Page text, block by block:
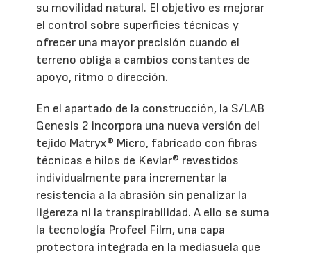
su movilidad natural. El objetivo es mejorar
el control sobre superficies técnicas y
ofrecer una mayor precisión cuando el
terreno obliga a cambios constantes de
apoyo, ritmo o dirección.
En el apartado de la construcción, la S/LAB
Genesis 2 incorpora una nueva versión del
tejido Matryx® Micro, fabricado con fibras
técnicas e hilos de Kevlar® revestidos
individualmente para incrementar la
resistencia a la abrasión sin penalizar la
ligereza ni la transpirabilidad. A ello se suma
la tecnología Profeel Film, una capa
protectora integrada en la mediasuela que